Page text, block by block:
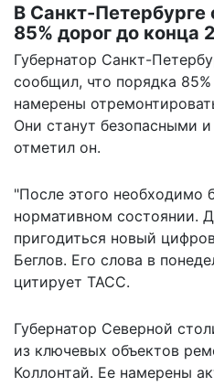
В Санкт-
85% дорог до конца
Губернатор Санкт-
сообщил, что порядка
намерены
Они станут безопасными
отметил он.
"После этого необходимо
нормативном состоянии.
пригодиться новый
Беглов. Его слова в
цитирует ТАСС.
Губернатор Северной
из ключевых объектов
Коллонтай. Ее намерены